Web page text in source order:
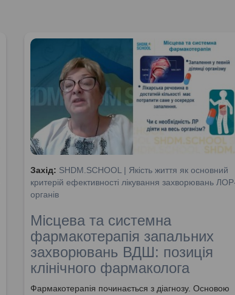
Захід: SHDM.SCHOOL | Якість життя як основний
критерій ефективності лікування захворювань
органів
Місцева та системна
фармакотерапія запальних
захворювань ВДШ: позиція
клінічного фармаколога
Фармакотерапія починається з діагнозу. Основою